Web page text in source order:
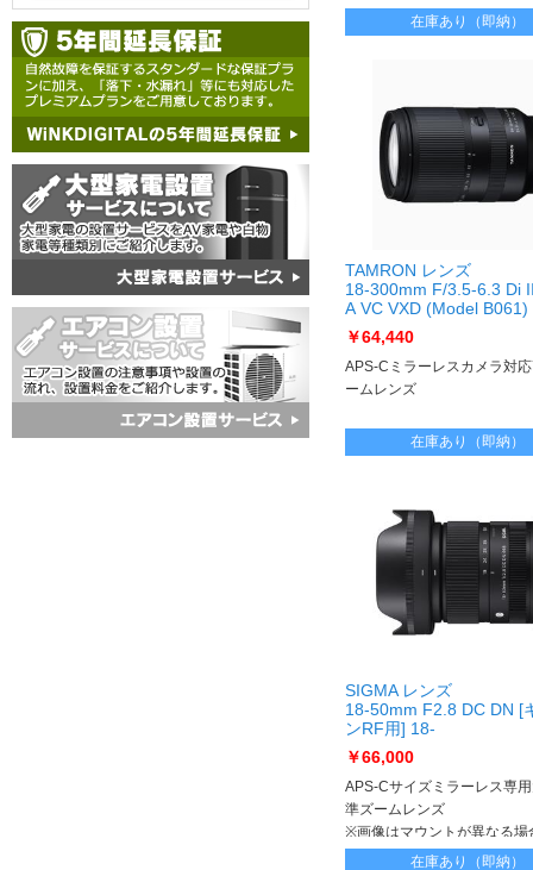
在庫あり（即納）
TAMRON レンズ
18-300mm F/3.5-6.3 Di
A VC VXD (Model B061)
E用] 18-300mm F/3.5-
A VC VXD (Model B061)
E]
￥64,440
APS-Cミラーレスカメラ対
ームレンズ
在庫あり（即納）
SIGMA レンズ
18-50mm F2.8 DC DN [
ンRF用] 18-
50mm F2.8 DC DN
RF]
￥66,000
APS-Cサイズミラーレス専
準ズームレンズ
※画像はマウントが異なる場
います
在庫あり（即納）